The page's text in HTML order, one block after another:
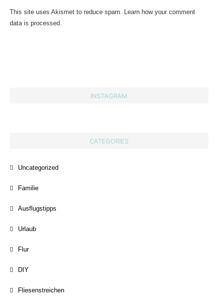
This site uses Akismet to reduce spam. Learn how your comment
data is processed.
INSTAGRAM
CATEGORIES
Uncategorized
Familie
Ausflugstipps
Urlaub
Flur
DIY
Fliesenstreichen